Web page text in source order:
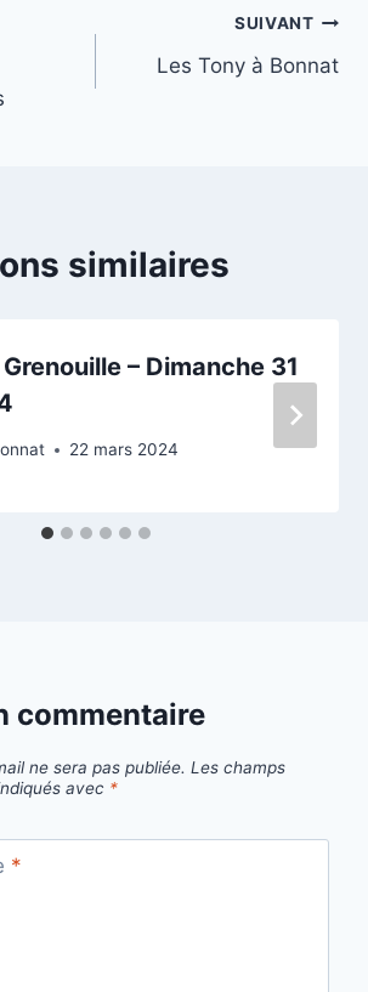
SUIVANT
Les Tony à Bonnat
similaires
– Dimanche 31
22 mars 2024
commentaire
ne sera pas publiée. Les champs
avec *
*